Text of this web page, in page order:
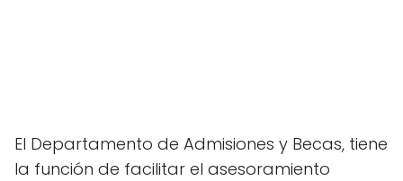
El Departamento de Admisiones y Becas, tiene
la función de facilitar el asesoramiento